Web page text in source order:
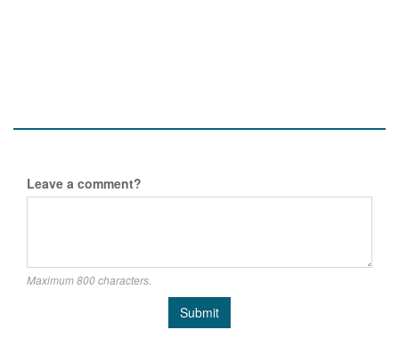
Leave a comment?
Maximum 800 characters.
Submit